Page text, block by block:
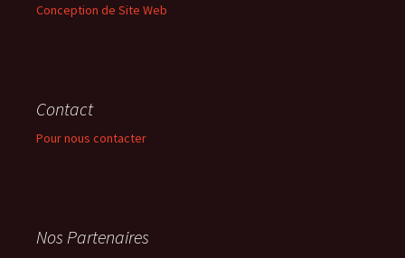
Conception de Site Web
Contact
Pour nous contacter
Nos Partenaires